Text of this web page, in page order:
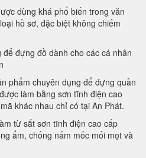
dùng khá phổ biến trong văn
hồ sơ, đặc biệt không chiếm
để đựng đồ dành cho các cá nhân
phẩm chuyên dụng để đựng quần
làm bằng sơn tĩnh điện cao
khác nhau chỉ có tại An Phát.
từ sắt sơn tĩnh điện cao cấp
ẩm, chống nấm mốc mối mọt và